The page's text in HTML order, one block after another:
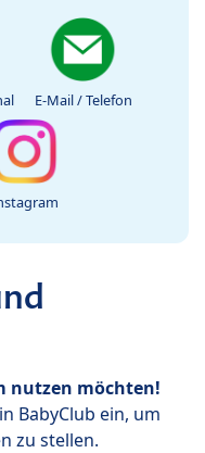
E-Mail / Telefon
nutzen möchten!
BabyClub ein, um
zu stellen.